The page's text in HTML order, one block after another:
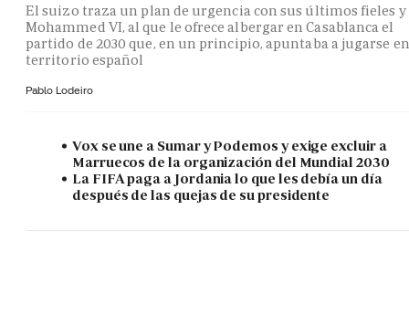
El suizo traza un plan de urgencia con sus últimos fieles y
Mohammed VI, al que le ofrece albergar en Casablanca el
partido de 2030 que, en un principio, apuntaba a jugarse en
territorio español
Pablo Lodeiro
Vox se une a Sumar y Podemos y exige excluir a
Marruecos de la organización del Mundial 2030
La FIFA paga a Jordania lo que les debía un día
después de las quejas de su presidente